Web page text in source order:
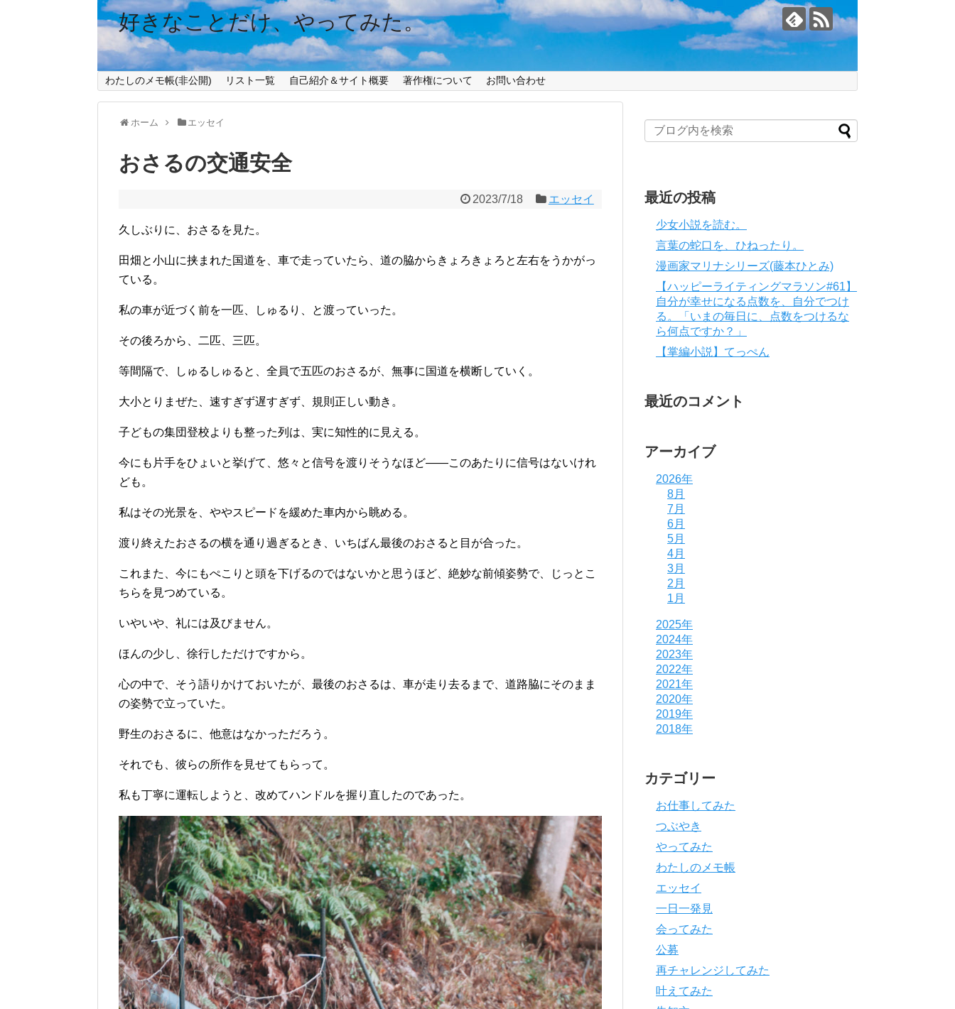
好きなことだけ、やってみた。
わたしのメモ帳(非公開) リスト一覧 自己紹介＆サイト概要 著作権について お問い合わせ
ホーム エッセイ
おさるの交通安全
2023/7/18 エッセイ
久しぶりに、おさるを見た。
田畑と小山に挟まれた国道を、車で走っていたら、道の脇からきょろきょろと左右をうかがっ
ている。
私の車が近づく前を一匹、しゅるり、と渡っていった。
その後ろから、二匹、三匹。
等間隔で、しゅるしゅると、全員で五匹のおさるが、無事に国道を横断していく。
大小とりまぜた、速すぎず遅すぎず、規則正しい動き。
子どもの集団登校よりも整った列は、実に知性的に見える。
今にも片手をひょいと挙げて、悠々と信号を渡りそうなほど――このあたりに信号はないけれ
ども。
私はその光景を、ややスピードを緩めた車内から眺める。
渡り終えたおさるの横を通り過ぎるとき、いちばん最後のおさると目が合った。
これまた、今にもぺこりと頭を下げるのではないかと思うほど、絶妙な前傾姿勢で、じっとこ
ちらを見つめている。
いやいや、礼には及びません。
ほんの少し、徐行しただけですから。
心の中で、そう語りかけておいたが、最後のおさるは、車が走り去るまで、道路脇にそのまま
の姿勢で立っていた。
野生のおさるに、他意はなかっただろう。
それでも、彼らの所作を見せてもらって。
私も丁寧に運転しようと、改めてハンドルを握り直したのであった。
最近の投稿
少女小説を読む。
言葉の蛇口を、ひねったり。
漫画家マリナシリーズ(藤本ひとみ)
【ハッピーライティングマラソン#61】
自分が幸せになる点数を、自分でつけ
る。「いまの毎日に、点数をつけるな
ら何点ですか？」
【掌編小説】てっぺん
最近のコメント
アーカイブ
2026年
8月
7月
6月
5月
4月
3月
2月
1月
2025年
2024年
2023年
2022年
2021年
2020年
2019年
2018年
カテゴリー
お仕事してみた
つぶやき
やってみた
わたしのメモ帳
エッセイ
一日一発見
会ってみた
公募
再チャレンジしてみた
叶えてみた